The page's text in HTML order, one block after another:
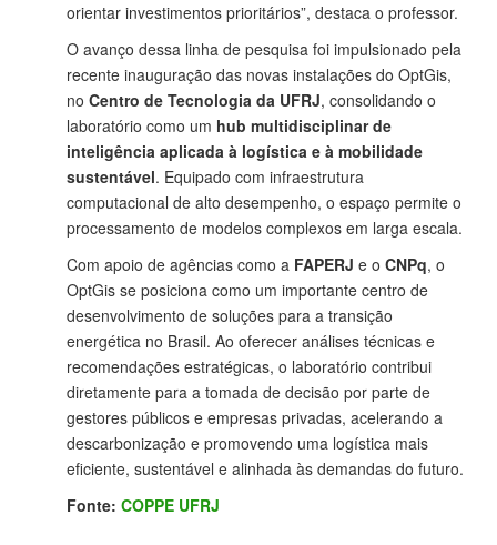
orientar investimentos prioritários”, destaca o professor.
O avanço dessa linha de pesquisa foi impulsionado pela
recente inauguração das novas instalações do OptGis,
no Centro de Tecnologia da UFRJ, consolidando o
laboratório como um hub multidisciplinar de
inteligência aplicada à logística e à mobilidade
sustentável. Equipado com infraestrutura
computacional de alto desempenho, o espaço permite o
processamento de modelos complexos em larga escala.
Com apoio de agências como a FAPERJ e o CNPq, o
OptGis se posiciona como um importante centro de
desenvolvimento de soluções para a transição
energética no Brasil. Ao oferecer análises técnicas e
recomendações estratégicas, o laboratório contribui
diretamente para a tomada de decisão por parte de
gestores públicos e empresas privadas, acelerando a
descarbonização e promovendo uma logística mais
eficiente, sustentável e alinhada às demandas do futuro.
Fonte: COPPE UFRJ